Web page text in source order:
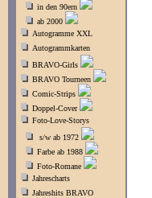
in den 90ern
ab 2000
Autogramme XXL
Autogrammkarten
BRAVO-Girls
BRAVO Tourneen
Comic-Strips
Doppel-Cover
Foto-Love-Storys
s/w ab 1972
Farbe ab 1988
Foto-Romane
Jahrescharts
Jahreshits BRAVO